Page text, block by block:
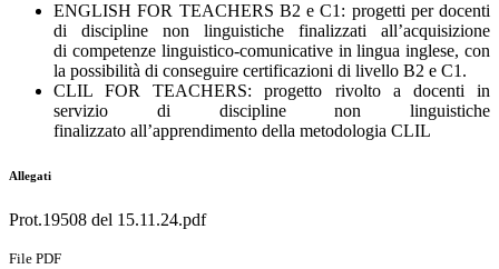
ENGLISH FOR TEACHERS B2 e C1: progetti per docenti
di discipline non linguistiche finalizzati all’acquisizione
di competenze linguistico-comunicative in lingua inglese, con
la possibilità di conseguire certificazioni di livello B2 e C1.
CLIL FOR TEACHERS: progetto rivolto a docenti in
servizio di discipline non linguistiche
finalizzato all’apprendimento della metodologia CLIL
Allegati
Prot.19508 del 15.11.24.pdf
File PDF